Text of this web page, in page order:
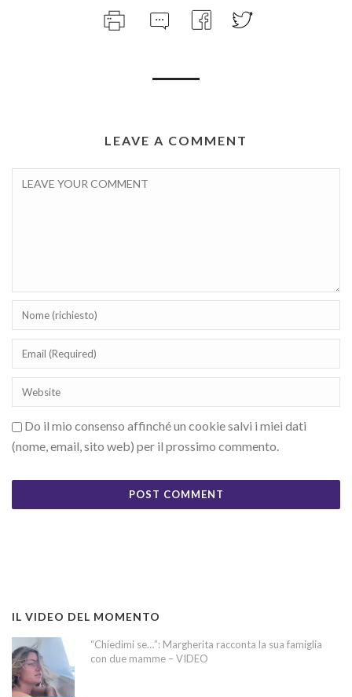
LEAVE A COMMENT
Do il mio consenso affinché un cookie salvi i miei dati
(nome, email, sito web) per il prossimo commento.
IL VIDEO DEL MOMENTO
“Chiedimi se…”: Margherita racconta la sua famiglia
con due mamme – VIDEO